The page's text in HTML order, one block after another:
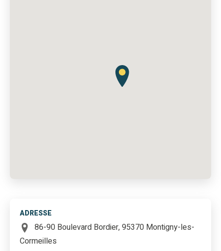
ADRESSE
86-90 Boulevard Bordier, 95370 Montigny-les-
Cormeilles